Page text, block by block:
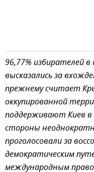
96,77% избирателей
высказались за
прежнему считает
оккупированной
поддерживают Киев в
стороны
проголосовали за
демократическим
международным